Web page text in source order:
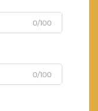
0/100
0/100